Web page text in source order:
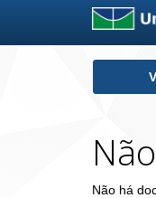
Não há